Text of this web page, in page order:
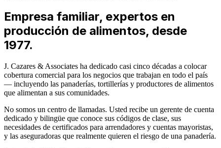
Empresa familiar, expertos en
producción de alimentos, desde
1977.
J. Cazares & Associates ha dedicado casi cinco décadas a colocar
cobertura comercial para los negocios que trabajan en todo el país
— incluyendo las panaderías, tortillerías y productores de alimentos
que alimentan a sus comunidades.
No somos un centro de llamadas. Usted recibe un gerente de cuenta
dedicado y bilingüe que conoce sus códigos de clase, sus
necesidades de certificados para arrendadores y cuentas mayoristas,
y las aseguradoras que realmente quieren el riesgo de una panadería.